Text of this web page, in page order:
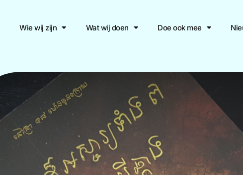
Wie wij zijn Wat wij doen Doe ook mee